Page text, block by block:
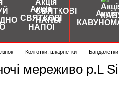
Акція
СВЯТКОВІ
НАПОЇ
Акція
Колготки, шкарпетки
мереживо р.L